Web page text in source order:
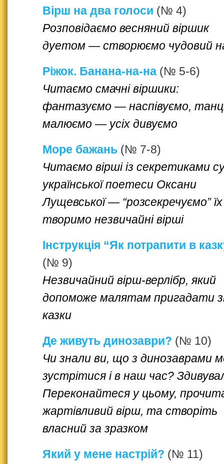
Вірш на два голоси (№ 4)
Розповідаємо весняний віршик
дуетом — створюємо чудовий
Ріжок. Банана-на-на (№ 5-6)
Читаємо смачні віршики:
фантазуємо — наспівуємо,
малюємо — усіх дивуємо
Море бажань (№ 7-8)
Читаємо вірші із секретиками
української поетеси Оксани
Лущевської — “розсекречуємо”
творимо незвичайні вірші
Інструкція “Як потрапити в
(№ 9)
Незвичайний вірш-верлібр, який
допоможе малятам пригадати
казки
Де живуть динозаври? (№ 10)
Чи знали ви, що з динозаврами
зустрітися і в наш час?
Переконайтеся у цьому,
жартівливий вірш, та створіть
власний за зразком
Який у мене настрій? (№ 11)